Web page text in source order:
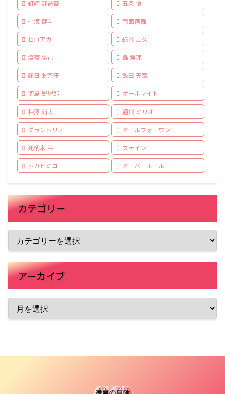
釘崎 野薔薇 五条 悟
七海 健斗 両面宿儺
ヒロアカ 緑谷 出久
爆豪 勝己 轟 焦凍
麗日 お茶子 飯田 天哉
切島 鋭児郎 オールマイト
相澤 消太 通形 ミリオ
グラントリノ オールフォーワン
死柄木 弔 ステイン
トガヒミコ オーバーホール
カテゴリー
アーカイブ